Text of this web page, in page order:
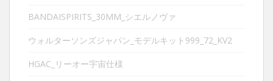
BANDAISPIRITS_30MM_シエルノヴァ
ウォルターソンズジャパン_モデルキット999_72_KV2
HGAC_リーオー宇宙仕様